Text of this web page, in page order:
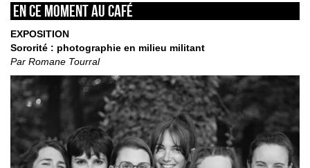
En ce moment au café
EXPOSITION
Sororité : photographie en milieu militant
Par Romane Tourral